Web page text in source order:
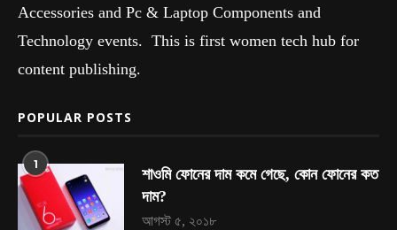
Accessories and Pc & Laptop Components and
Technology events. This is first women tech hub for
content publishing.
POPULAR POSTS
1
শাওমি ফোনের দাম কমে গেছে, কোন ফোনের কত
দাম?
আগস্ট ৫, ২০১৮